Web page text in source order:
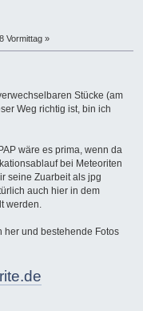
Vormittag »
Stücke (am
Weg richtig ist, bin ich
wäre es prima, wenn da
bei Meteoriten
seine Zuarbeit als jpg
auch hier in dem
werden.
her und bestehende Fotos